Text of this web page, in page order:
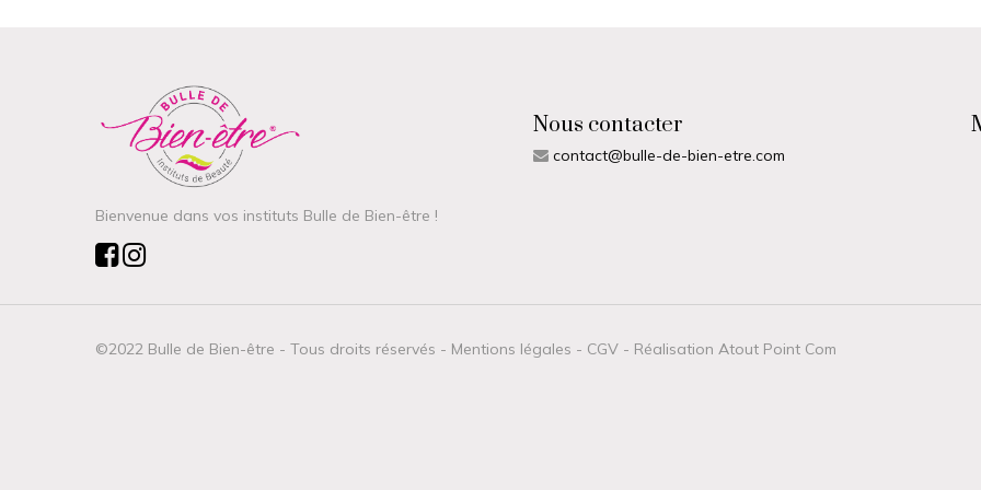
Bienvenue dans vos instituts Bulle de Bien-être !
Nous contacter
contact@bulle-de-bien-etre.com
©2022 Bulle de Bien-être - Tous droits réservés - Mentions légales - CGV - Réalisation Atout Point Com